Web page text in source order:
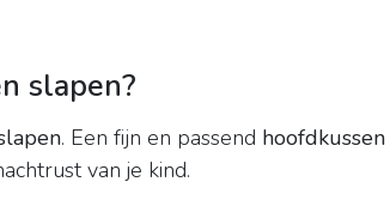
slapen?
. Een fijn en passend hoofdkussen
van je kind.